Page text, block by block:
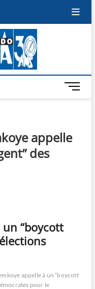
M
e
u
appelle
des
un “boycott
appelle à un “boycott
pour le